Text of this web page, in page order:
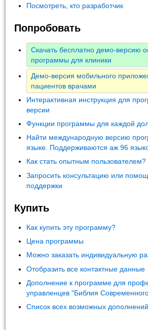
Посмотреть, кто разработчик
Попробовать
Скачать бесплатно демо-версию
программы для клиники
Демо-версия мобильного
пациентов врачами
Интерактивная инструкция для
версии
Функции программы для каждой
Найти международную версию
языке. Поддерживаются аж 96
Как стать опытным пользователем?
Запросить консультацию или
поддержки
Купить
Как купить эту программу?
Цена программы
Можно заказать индивидуальную
Отобразить все контактные данные
Дополнение к программе для
управленцев "Библия
Список всех возможных дополнений